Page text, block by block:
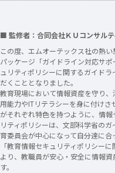
■ 監修者：合同会社ＫＵコンサル
この度、エムオーテックス社の熱
パッケージ「ガイドライン対応サ
ュリティポリシーに関するガイド
だくこととなりました。
教育現場において情報資産を守り
用能力やITリテラシーを身に付け
がそれぞれ特色を持つように、情
リティポリシーは、文部科学省の
育委員会が中心になって自分達に合
「教育情報セキュリティポリシー
より、教職員が安心・安全に情報
す。